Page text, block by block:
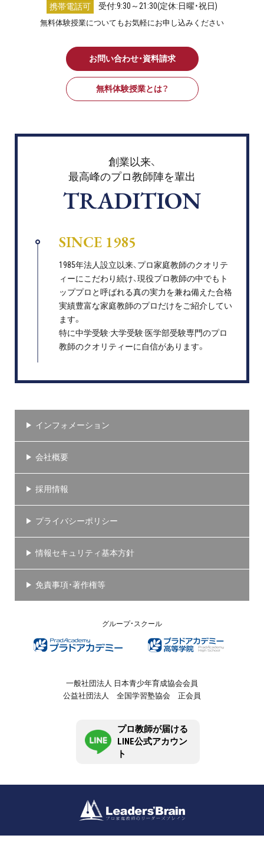
携帯電話可 受付:9:30～21:30(定休:日曜・祝日)
無料体験授業についてもお気軽にお申し込みください
お問い合わせ・資料請求
無料体験授業とは？
創業以来、
最高峰のプロ教師陣を輩出
TRADITION
SINCE 1985
1985年法人設立以来、プロ家庭教師のクオリテ
ィーにこだわり続け、現役プロ教師の中でもト
ッププロと呼ばれる真の実力を兼ね備えた合格
実績豊富な家庭教師のプロだけをご紹介してい
ます。
特に中学受験·大学受験·医学部受験専門のプロ
教師のクオリティーに自信があります。
インフォメーション
会社概要
採用情報
プライバシーポリシー
情報セキュリティ基本方針
免責事項・著作権等
グループ・スクール
一般社団法人 日本青少年育成協会会員
公益社団法人 全国学習塾協会 正会員
プロ教師が届ける
LINE公式アカウン
ト